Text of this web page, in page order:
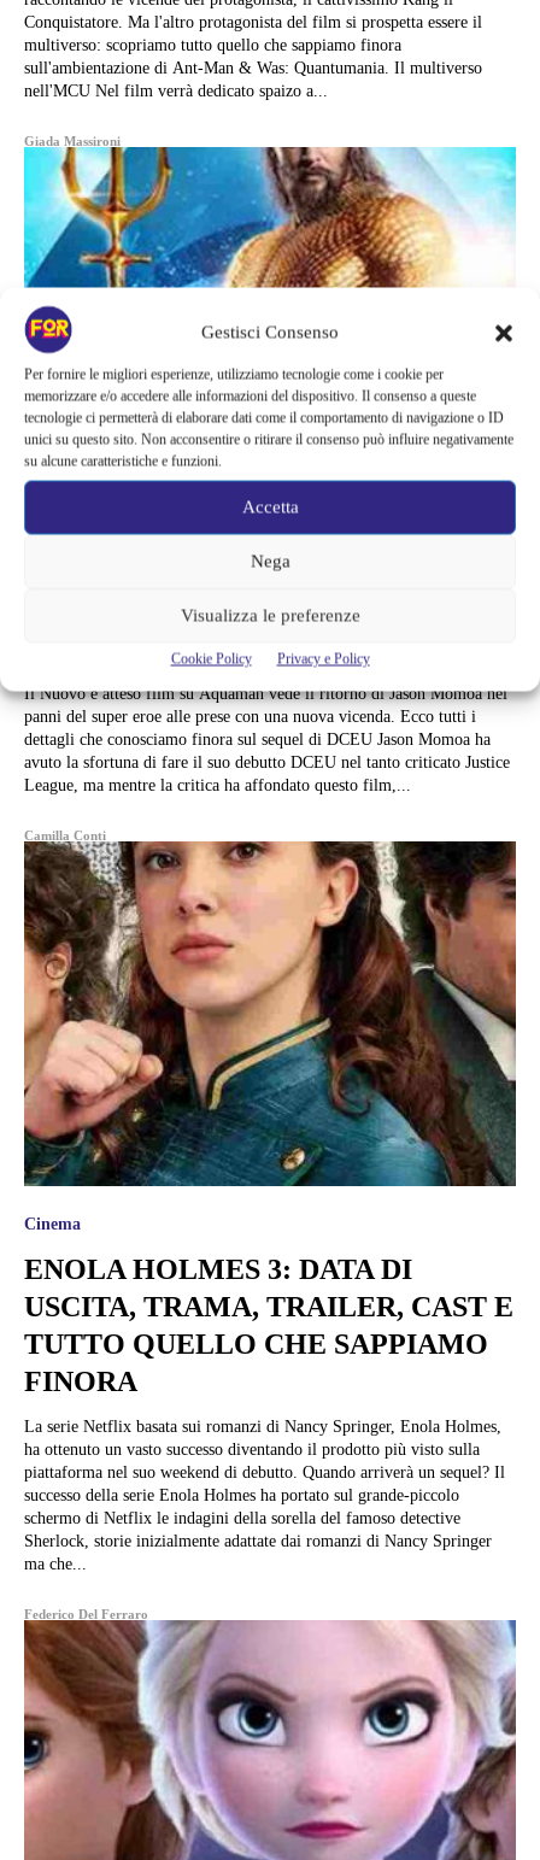
Gestisci Consenso
Per fornire le migliori esperienze, utilizziamo tecnologie come i cookie per
memorizzare e/o accedere alle informazioni del dispositivo. Il consenso a queste
tecnologie ci permetterà di elaborare dati come il comportamento di navigazione o ID
unici su questo sito. Non acconsentire o ritirare il consenso può influire negativamente
su alcune caratteristiche e funzioni.
Accetta
Nega
Visualizza le preferenze
Cookie Policy Privacy e Policy
Conquistatore. Ma l'altro protagonista del film si prospetta essere il
multiverso: scopriamo tutto quello che sappiamo finora
sull'ambientazione di Ant-Man & Was: Quantumania. Il multiverso
nell'MCU Nel film verrà dedicato spaizo a...
Giada Massironi
Cinema
AQUAMAN & IL REGNO PERDUTO:
OGNI AGGIORNAMENTO CHE
DEVI ASSOLUTAMENTE SAPERE
Il Nuovo e atteso film su Aquaman vede il ritorno di Jason Momoa nei
panni del super eroe alle prese con una nuova vicenda. Ecco tutti i
dettagli che conosciamo finora sul sequel di DCEU Jason Momoa ha
avuto la sfortuna di fare il suo debutto DCEU nel tanto criticato Justice
League, ma mentre la critica ha affondato questo film,...
Camilla Conti
Cinema
ENOLA HOLMES 3: DATA DI
USCITA, TRAMA, TRAILER, CAST E
TUTTO QUELLO CHE SAPPIAMO
FINORA
La serie Netflix basata sui romanzi di Nancy Springer, Enola Holmes,
ha ottenuto un vasto successo diventando il prodotto più visto sulla
piattaforma nel suo weekend di debutto. Quando arriverà un sequel? Il
successo della serie Enola Holmes ha portato sul grande-piccolo
schermo di Netflix le indagini della sorella del famoso detective
Sherlock, storie inizialmente adattate dai romanzi di Nancy Springer
ma che...
Federico Del Ferraro